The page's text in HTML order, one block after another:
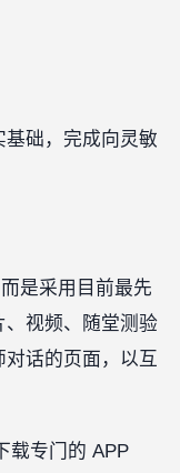
础，完成向灵敏
是采用目前最先
视频、随堂测验
话的页面，以互
载专门的 APP